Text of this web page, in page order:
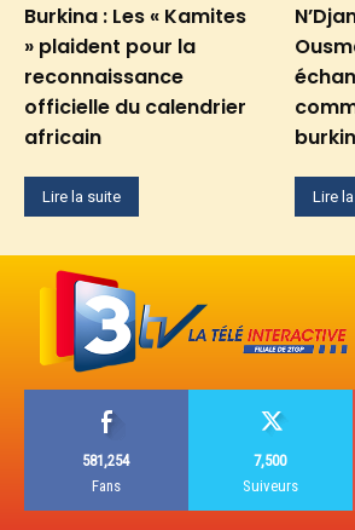
Burkina : Les « Kamites
» plaident pour la
reconnaissance
officielle du calendrier
africain
Lire la suite Lire
581,254
Fans
7,500
Suiveurs